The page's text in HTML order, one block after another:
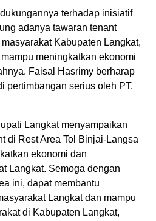
terhadap inisiatif
adanya tawaran tenant
Kabupaten Langkat,
meningkatkan ekonomi
Faisal Hasrimy berharap
pertimbangan serius oleh PT.
Langkat menyampaikan
di Rest Area Tol Binjai-Langsa
ekonomi dan
Langkat. Semoga dengan
ini, dapat membantu
Langkat dan mampu
di Kabupaten Langkat,